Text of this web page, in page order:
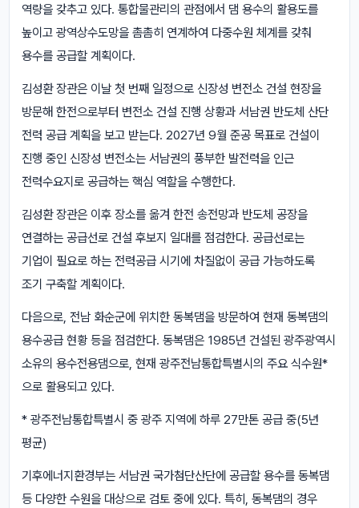
역량을 갖추고 있다. 통합물관리의 관점에서 댐 용수의 활용도를
높이고 광역상수도망을 촘촘히 연계하여 다중수원 체계를 갖춰
용수를 공급할 계획이다.
김성환 장관은 이날 첫 번째 일정으로 신장성 변전소 건설 현장을
방문해 한전으로부터 변전소 건설 진행 상황과 서남권 반도체 산단
전력 공급 계획을 보고 받는다. 2027년 9월 준공 목표로 건설이
진행 중인 신장성 변전소는 서남권의 풍부한 발전력을 인근
전력수요지로 공급하는 핵심 역할을 수행한다.
김성환 장관은 이후 장소를 옮겨 한전 송전망과 반도체 공장을
연결하는 공급선로 건설 후보지 일대를 점검한다. 공급선로는
기업이 필요로 하는 전력공급 시기에 차질없이 공급 가능하도록
조기 구축할 계획이다.
다음으로, 전남 화순군에 위치한 동복댐을 방문하여 현재 동복댐의
용수공급 현황 등을 점검한다. 동복댐은 1985년 건설된 광주광역시
소유의 용수전용댐으로, 현재 광주전남통합특별시의 주요 식수원*
으로 활용되고 있다.
* 광주전남통합특별시 중 광주 지역에 하루 27만톤 공급 중(5년
평균)
기후에너지환경부는 서남권 국가첨단산단에 공급할 용수를 동복댐
등 다양한 수원을 대상으로 검토 중에 있다. 특히, 동복댐의 경우